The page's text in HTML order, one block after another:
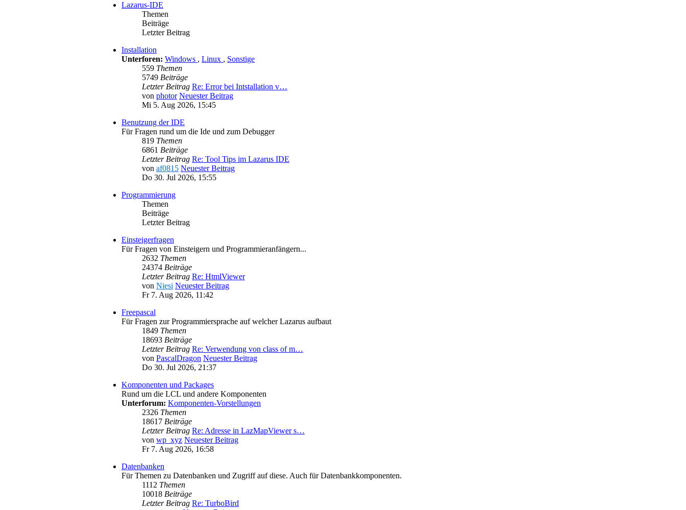
Lazarus-IDE
Themen
Beiträge
Letzter Beitrag
Installation
Unterforen: Windows , Linux , Sonstige
559 Themen
5749 Beiträge
Letzter Beitrag Re: Error bei Intstallation v…
von photor Neuester Beitrag
Mi 5. Aug 2026, 15:45
Benutzung der IDE
Für Fragen rund um die Ide und zum Debugger
819 Themen
6861 Beiträge
Letzter Beitrag Re: Tool Tips im Lazarus IDE
von af0815 Neuester Beitrag
Do 30. Jul 2026, 15:55
Programmierung
Themen
Beiträge
Letzter Beitrag
Einsteigerfragen
Für Fragen von Einsteigern und Programmieranfängern...
2632 Themen
24374 Beiträge
Letzter Beitrag Re: HtmlViewer
von Niesi Neuester Beitrag
Fr 7. Aug 2026, 11:42
Freepascal
Für Fragen zur Programmiersprache auf welcher Lazarus aufbaut
1849 Themen
18693 Beiträge
Letzter Beitrag Re: Verwendung von class of m…
von PascalDragon Neuester Beitrag
Do 30. Jul 2026, 21:37
Komponenten und Packages
Rund um die LCL und andere Komponenten
Unterforum: Komponenten-Vorstellungen
2326 Themen
18617 Beiträge
Letzter Beitrag Re: Adresse in LazMapViewer s…
von wp_xyz Neuester Beitrag
Fr 7. Aug 2026, 16:58
Datenbanken
Für Themen zu Datenbanken und Zugriff auf diese. Auch für Datenbankkomponenten.
1112 Themen
10018 Beiträge
Letzter Beitrag Re: TurboBird